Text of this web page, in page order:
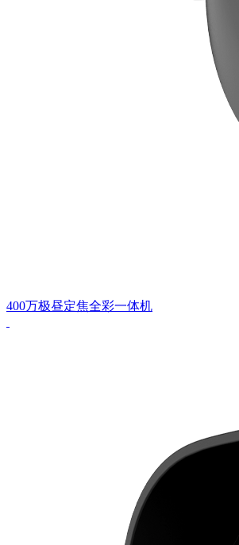
400万极昼定焦全彩一体机